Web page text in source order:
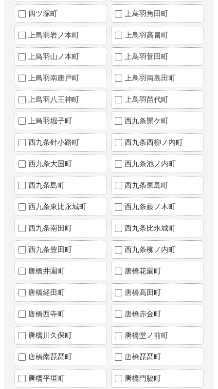
四ツ塚町 上鳥羽角田町
上鳥羽岩ノ本町 上鳥羽高畠町
上鳥羽山ノ本町 上鳥羽菅田町
上鳥羽南唐戸町 上鳥羽南島田町
上鳥羽八王神町 上鳥羽苗代町
上鳥羽堀子町 西九条開ケ町
西九条針小路町 西九条西柳ノ内町
西九条大国町 西九条池ノ内町
西九条島町 西九条東島町
西九条東比永城町 西九条藤ノ木町
西九条南田町 西九条比永城町
西九条豊田町 西九条柳ノ内町
唐橋井園町 唐橋花園町
唐橋経田町 唐橋高田町
唐橋西寺町 唐橋赤金町
唐橋川久保町 唐橋堂ノ前町
唐橋南琵琶町 唐橋琵琶町
唐橋平垣町 唐橋門脇町